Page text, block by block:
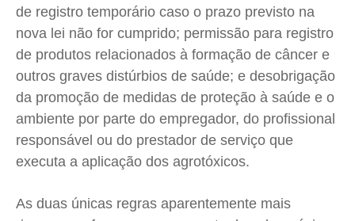
de registro temporário caso o prazo previsto na
nova lei não for cumprido; permissão para registro
de produtos relacionados à formação de câncer e
outros graves distúrbios de saúde; e desobrigação
da promoção de medidas de proteção à saúde e o
ambiente por parte do empregador, do profissional
responsável ou do prestador de serviço que
executa a aplicação dos agrotóxicos.
As duas únicas regras aparentemente mais